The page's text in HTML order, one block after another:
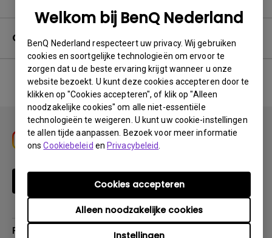
Welkom bij BenQ Nederland
BenQ Nederland respecteert uw privacy. Wij gebruiken
cookies en soortgelijke technologieën om ervoor te
zorgen dat u de beste ervaring krijgt wanneer u onze
website bezoekt. U kunt deze cookies accepteren door te
klikken op "Cookies accepteren", of klik op "Alleen
noodzakelijke cookies" om alle niet-essentiële
technologieën te weigeren. U kunt uw cookie-instellingen
te allen tijde aanpassen. Bezoek voor meer informatie
onsCookiebeleid enPrivacybeleid
Instellingen
Alleen noodzakelijke cookies
Cookies accepteren
Garantie
No related warranty information
Schrijf je in
Producten